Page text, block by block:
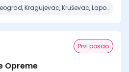
Beograd, Kragujevac, Kruševac, Lapovo, Niš + 4 mesta
Prvi posao
Opreme